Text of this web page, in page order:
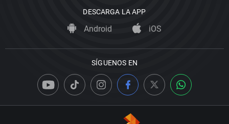
DESCARGA LA APP
Android iOS
SÍGUENOS EN